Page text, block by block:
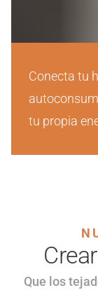
Conecta tu
tu propia
Que los